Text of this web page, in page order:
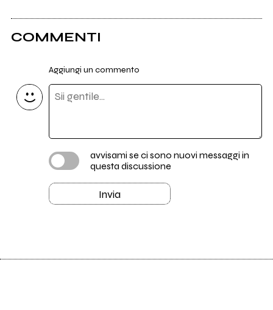
COMMENTI
Aggiungi un commento
avvisami se ci sono nuovi messaggi in
questa discussione
Invia